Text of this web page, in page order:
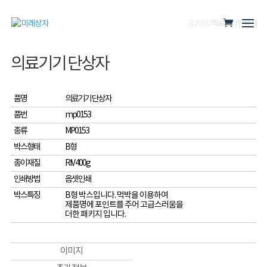
/ / 의료기기 단상자
의료기기 단상자
품명
의료기기 단상자
품번
mp0153
종류
MP0153
박스형태
B형
종이재질
RIV 400g
인쇄방법
옵셋인쇄
박스특징
B형 박스입니다. 먹박을 이용하여
제품명에 포인트를 주어 고급스러움을
더한 패키지 입니다.
이미지